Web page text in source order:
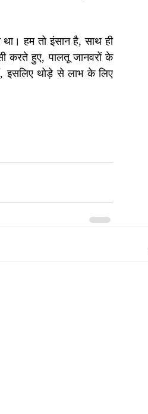
हम तो इंसान है, साथ ही
करते हुए, पालतू जानवरों के
इसलिए थोड़े से लाभ के लिए